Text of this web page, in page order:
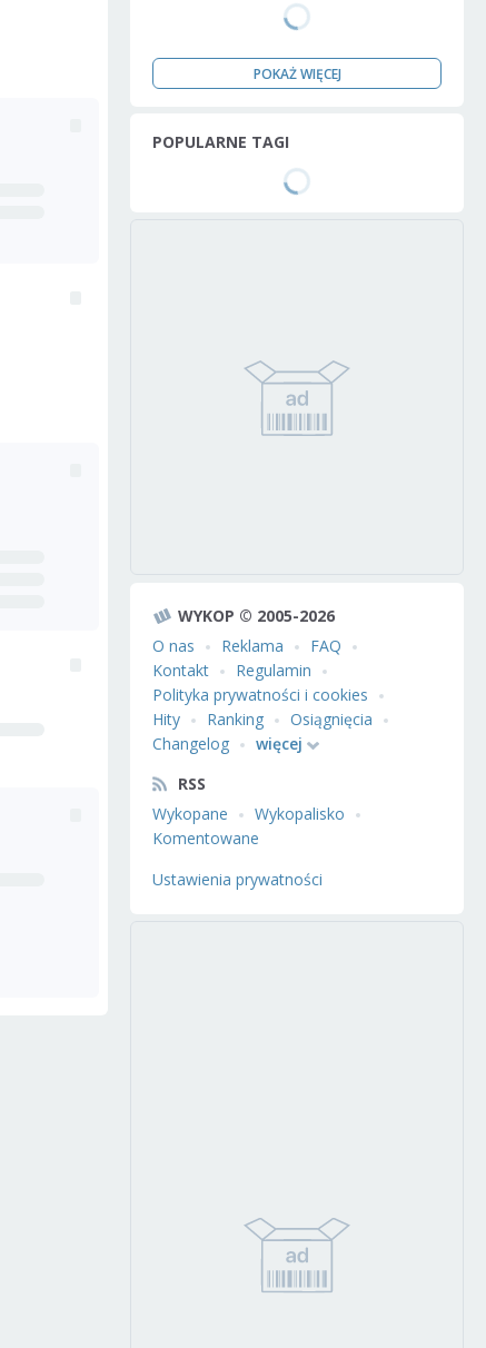
POKAŻ WIĘCEJ
POPULARNE TAGI
WYKOP © 2005-2026
O nas
Reklama
FAQ
Kontakt
Regulamin
Polityka prywatności i cookies
Hity
Ranking
Osiągnięcia
Changelog
więcej
RSS
Wykopane
Wykopalisko
Komentowane
Ustawienia prywatności